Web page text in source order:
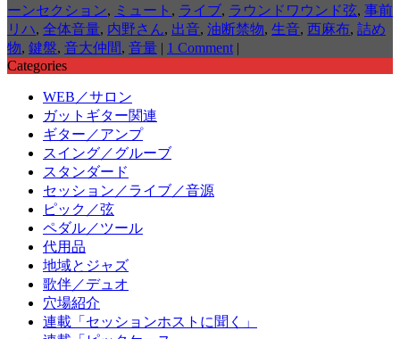
ーンセクション, ミュート , ライブ, ラウンドワウンド弦, 事前
リハ, 全体音量, 内野さん, 出音, 油断禁物, 生音, 西麻布, 詰め
物, 鍵盤, 音大仲間, 音量 | 1 Comment |
Categories
WEB／サロン
ガットギター関連
ギター／アンプ
スイング／グルーブ
スタンダード
セッション／ライブ／音源
ピック／弦
ペダル／ツール
代用品
地域とジャズ
歌伴／デュオ
穴場紹介
連載「セッションホストに聞く」